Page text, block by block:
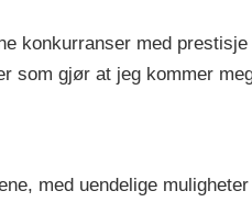
konkurranser med
som gjør at jeg kommer
med uendelige